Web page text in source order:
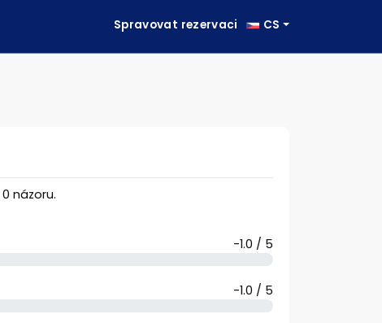
Spravovat rezervaci CS
0 názoru.
-1.0 / 5
-1.0 / 5